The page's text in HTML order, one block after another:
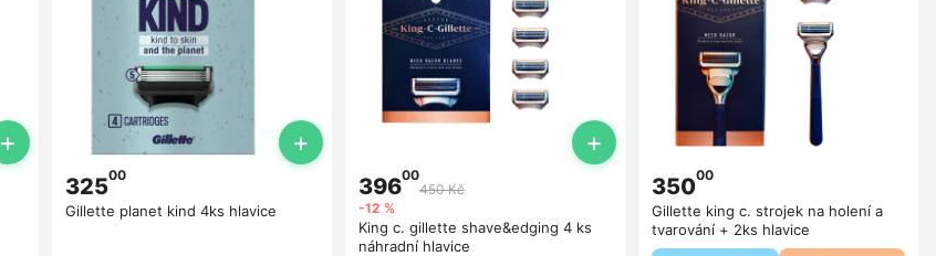
+ +
32500
Gillette planet kind 4ks hlavice
+
39600
450 Kč
-12 %
King c. gillette shave&edging 4 ks
náhradní hlavice
35000
Gillette king c. strojek na holení a
tvarování + 2ks hlavice